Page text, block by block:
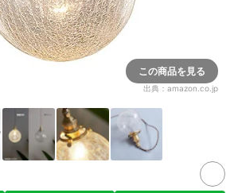
この商品を見る
出典： amazon.co.jp